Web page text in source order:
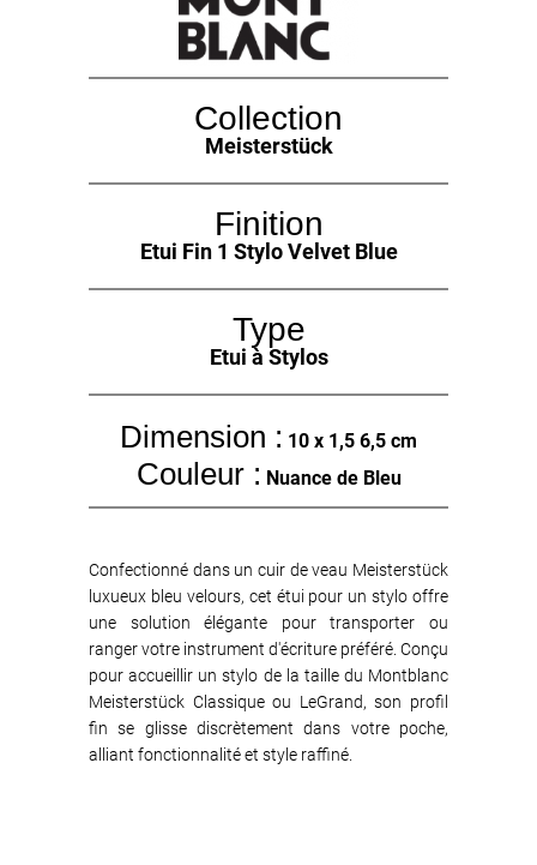
Collection
Meisterstück
Finition
Etui Fin 1 Stylo Velvet Blue
Type
Etui à Stylos
Dimension : 10 x 1,5 6,5 cm
Couleur : Nuance de Bleu
Confectionné dans un cuir de veau Meisterstück
luxueux bleu velours, cet étui pour un stylo offre
une solution élégante pour transporter ou
ranger votre instrument d'écriture préféré. Conçu
pour accueillir un stylo de la taille du Montblanc
Meisterstück Classique ou LeGrand, son profil
fin se glisse discrètement dans votre poche,
alliant fonctionnalité et style raffiné.